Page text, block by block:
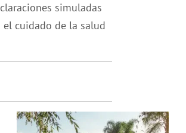
simuladas
el cuidado de la salud